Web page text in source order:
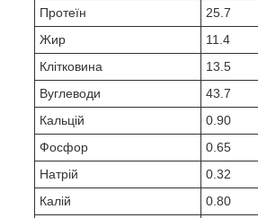
Протеїн
25.7
Жир
11.4
Клітковина
13.5
Вуглеводи
43.7
Кальцій
0.90
Фосфор
0.65
Натрій
0.32
Калій
0.80